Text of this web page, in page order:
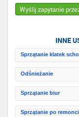
Wyślij zapytanie
INNE
Sprzątanie klatek
Odśnieżanie
Sprzątanie biur
Sprzątanie po